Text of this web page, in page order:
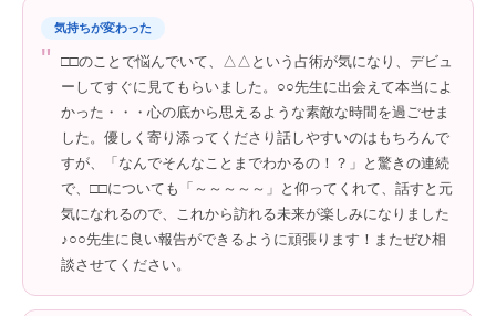
気持ちが変わった
"
□□のことで悩んでいて、△△という占術が気になり、デビュ
ーしてすぐに見てもらいました。○○先生に出会えて本当によ
かった・・・心の底から思えるような素敵な時間を過ごせま
した。優しく寄り添ってくださり話しやすいのはもちろんで
すが、「なんでそんなことまでわかるの！？」と驚きの連続
で、□□についても「～～～～～」と仰ってくれて、話すと元
気になれるので、これから訪れる未来が楽しみになりました
♪○○先生に良い報告ができるように頑張ります！またぜひ相
談させてください。